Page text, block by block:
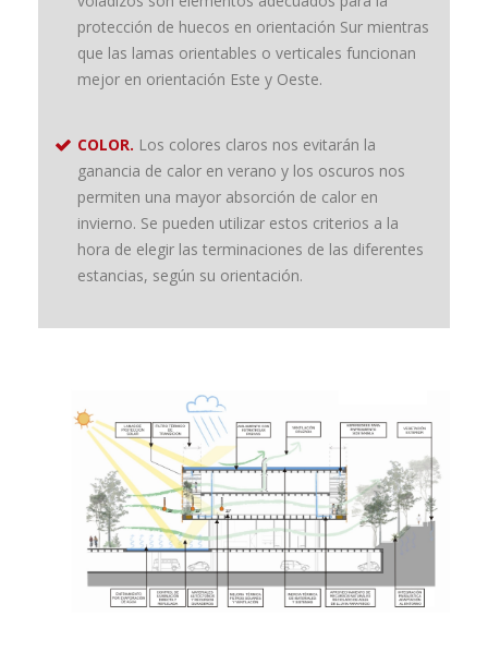
protección de huecos en orientación Sur mientras
que las lamas orientables o verticales funcionan
mejor en orientación Este y Oeste.
COLOR. Los colores claros nos evitarán la
ganancia de calor en verano y los oscuros nos
permiten una mayor absorción de calor en
invierno. Se pueden utilizar estos criterios a la
hora de elegir las terminaciones de las diferentes
estancias, según su orientación.